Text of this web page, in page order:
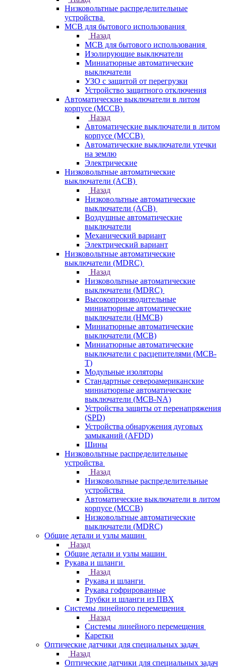
Низковольтные распределительные
устройства
MCB для бытового использования
Назад
MCB для бытового использования
Изолирующие выключатели
Миниатюрные автоматические
выключатели
УЗО с защитой от перегрузки
Устройство защитного отключения
Автоматические выключатели в литом
корпусе (MCCB)
Назад
Автоматические выключатели в литом
корпусе (MCCB)
Автоматические выключатели утечки
на землю
Электрические
Низковольтные автоматические
выключатели (ACB)
Назад
Низковольтные автоматические
выключатели (ACB)
Воздушные автоматические
выключатели
Механический вариант
Электрический вариант
Низковольтные автоматические
выключатели (MDRC)
Назад
Низковольтные автоматические
выключатели (MDRC)
Высокопроизводительные
миниатюрные автоматические
выключатели (HMCB)
Миниатюрные автоматические
выключатели (MCB)
Миниатюрные автоматические
выключатели с расцепителями (MCB-
T)
Модульные изоляторы
Стандартные североамериканские
миниатюрные автоматические
выключатели (MCB-NA)
Устройства защиты от перенапряжения
(SPD)
Устройства обнаружения дуговых
замыканий (AFDD)
Шины
Низковольтные распределительные
устройства
Назад
Низковольтные распределительные
устройства
Автоматические выключатели в литом
корпусе (MCCB)
Низковольтные автоматические
выключатели (MDRC)
Общие детали и узлы машин
Назад
Общие детали и узлы машин
Рукава и шланги
Назад
Рукава и шланги
Рукава гофрированные
Трубки и шланги из ПВХ
Системы линейного перемещения
Назад
Системы линейного перемещения
Каретки
Оптические датчики для специальных задач
Назад
Оптические датчики для специальных задач